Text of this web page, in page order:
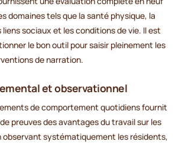
domaines tels que la santé physique, la
sociaux et les conditions de vie. Il est
le bon outil pour saisir pleinement les
de narration.
et observationnel
de comportement quotidiens fournit
preuves des avantages du travail sur les
observant systématiquement les résidents,